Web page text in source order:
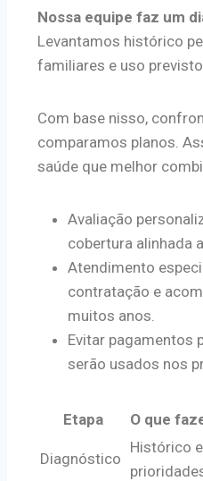
Nossa equipe faz um
Levantamos histórico
familiares e uso
Com base nisso,
comparamos planos.
saúde que melhor
Avaliação
cobertura alinhada
Atendimento
contratação e
muitos anos.
Evitar pagamentos
serão usados nos
Etapa O que
Diagnóstico
Histórico e